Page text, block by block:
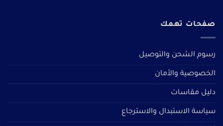
صفحات تهمك
رسوم الشحن والتوصيل
الخصوصية والأمان
دليل مقاسات
سياسة الاستبدال والاسترجاع